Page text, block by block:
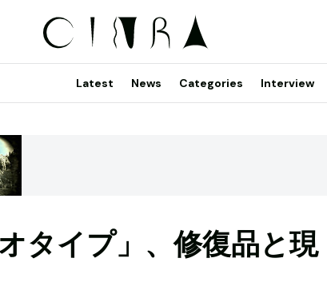
Latest News Categories Interview
タイプ」、修復品と現